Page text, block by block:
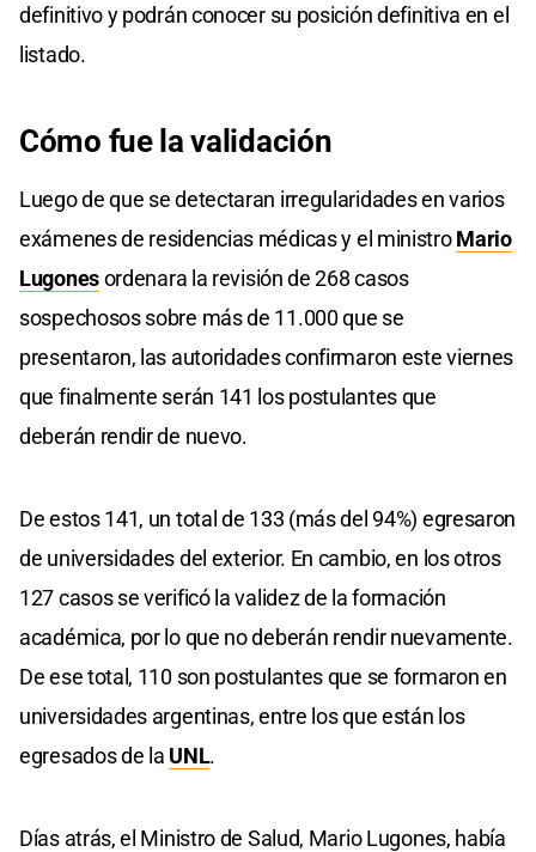
definitivo y podrán conocer su posición definitiva en el
listado.
Cómo fue la validación
Luego de que se detectaran irregularidades en varios
exámenes de residencias médicas y el ministroMario
Lugonesordenara la revisión de 268 casos
sospechosos sobre más de 11.000 que se
presentaron, las autoridades confirmaron este viernes
que finalmente serán 141 los postulantes que
deberán rendir de nuevo.
De estos 141, un total de 133 (más del 94%) egresaron
de universidades del exterior. En cambio, en los otros
127 casos se verificó la validez de la formación
académica, por lo que no deberán rendir nuevamente.
De ese total, 110 son postulantes que se formaron en
universidades argentinas, entre los que están los
egresados de la UNL.
Días atrás, el Ministro de Salud, Mario Lugones, había